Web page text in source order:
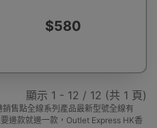
$580
顯示 1 - 12 / 12 (共 1 頁)
售點全線系列產品最新型號全線有
邊款就邊一款，Outlet Express HK香